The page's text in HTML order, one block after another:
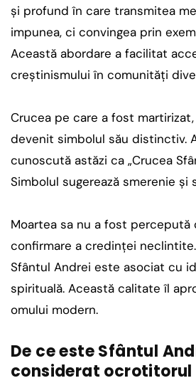
și profund în care transmitea
impunea, ci convingea prin
Această abordare a facilitat
creștinismului în comunități
Crucea pe care a fost
devenit simbolul său distinctiv.
cunoscută astăzi ca „Crucea
Simbolul sugerează smerenie și
Moartea sa nu a fost percepută
confirmare a credinței
Sfântul Andrei este asociat cu
spirituală. Această calitate îl
omului modern.
De ce este Sfântul
considerat ocrotitorul